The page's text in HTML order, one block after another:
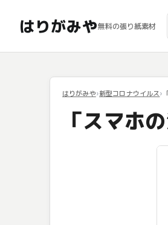
はりがみや無料の張り紙素材
はりがみや 新型コロナウイルス
「スマホ